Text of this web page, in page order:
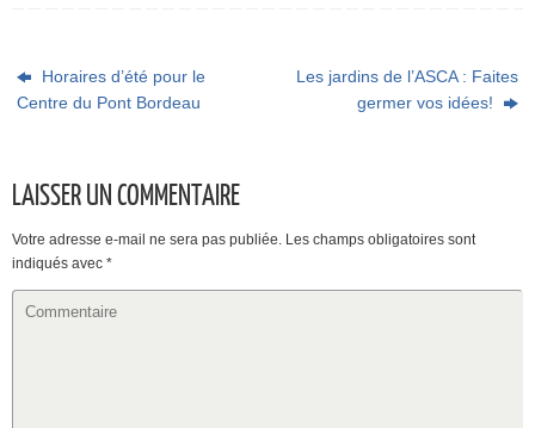
Horaires d’été pour le
Centre du Pont Bordeau
Les jardins de l’ASCA : Faites
germer vos idées!
LAISSER UN COMMENTAIRE
Votre adresse e-mail ne sera pas publiée. Les champs obligatoires sont
indiqués avec *